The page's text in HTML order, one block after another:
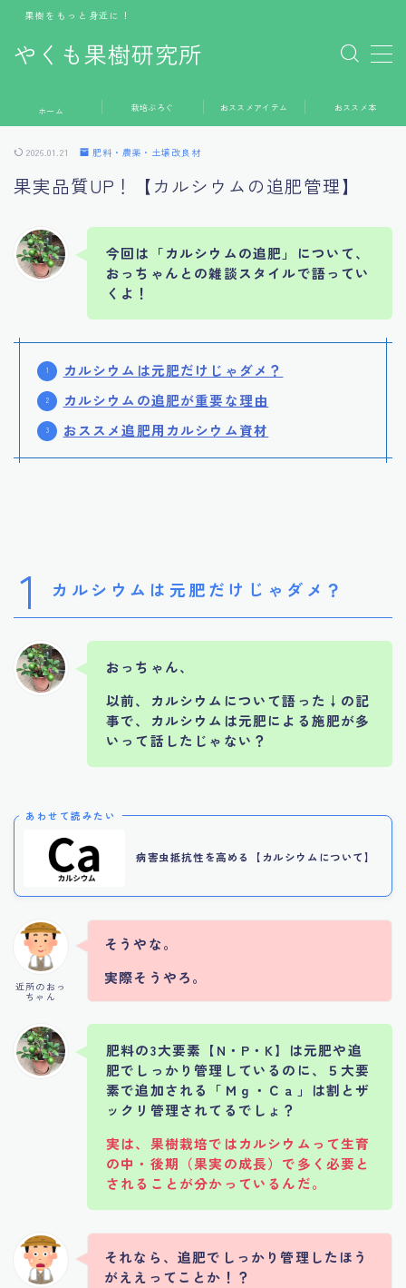
やくも果樹研究所
果樹をもっと身近に！
MENU
ホーム
栽培ぶろぐ
おススメ本
お問い合わせ
ホーム 栽培ぶろぐ おススメアイテム おススメ本
2026.01.21 肥料・農薬・土壌改良材
果実品質UP！【カルシウムの追肥管理】
今回は「カルシウムの追肥」について、
おっちゃんとの雑談スタイルで語ってい
くよ！
カルシウムは元肥だけじゃダメ？
カルシウムの追肥が重要な理由
おススメ追肥用カルシウム資材
1 カルシウムは元肥だけじゃダメ？
おっちゃん、
以前、カルシウムについて語った↓の記
事で、カルシウムは元肥による施肥が多
いって話したじゃない？
あわせて読みたい
病害虫抵抗性を高める【カルシウムについて】
近所のおっ
ちゃん
そうやな。
実際そうやろ。
肥料の3大要素【N・P・K】は元肥や追
肥でしっかり管理しているのに、５大要
素で追加される「Ｍｇ・Ｃａ」は割とザ
ックリ管理されてるでしょ？
実は、果樹栽培ではカルシウムって生育
の中・後期（果実の成長）で多く必要と
されることが分かっているんだ。
それなら、追肥でしっかり管理したほう
がええってことか！？